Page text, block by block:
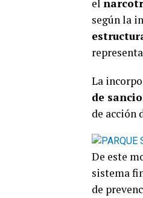
el
según la
La
de
de acción
De este
sistema
de